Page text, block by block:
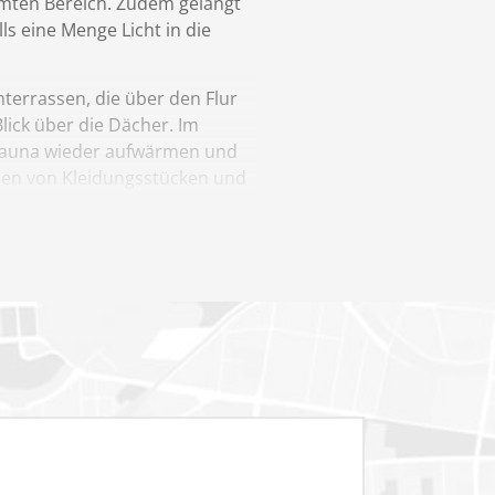
eine Menge Licht in die
die über den Flur
über die Dächer. Im
wieder aufwärmen und
von Kleidungsstücken und
Im Winter sorgt sie für